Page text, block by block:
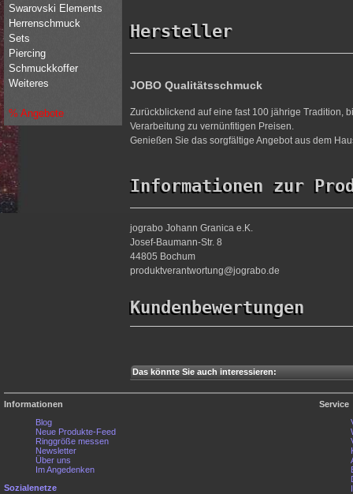
Hersteller
JOBO Qualitätsschmuck
Zurückblickend auf eine fast 100 jährige Tradition,
Verarbeitung zu vernünfitigen Preisen.
Genießen Sie das sorgfältige Angebot aus dem
Informationen zur
jograbo Johann Granica e.K.
Josef-Baumann-Str. 8
44805 Bochum
produktverantwortung@jograbo.de
Kundenbewertungen
Das könnte Sie auch interessieren:
Swarovski Elements
Herrenschmuck
Sets
Piercing
Schmuckkoffer
Weiteres
% Angebote
Informationen
Blog
Neue Produkte-Feed
Ringgröße messen
Newsletter
Über uns
Im Angedenken
Sozialenetze
Service